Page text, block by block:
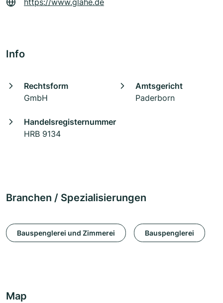
https://www.glahe.de
Info
Rechtsform
GmbH
Amtsgericht
Paderborn
Handelsregisternummer
HRB 9134
Branchen / Spezialisierungen
Bauspenglerei und Zimmerei Bauspenglerei
Map